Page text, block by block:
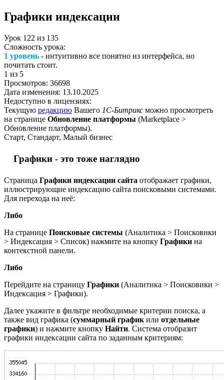
Графики индексации
Урок 122 из 135
Сложность урока:
1 уровень - интуитивно все понятно из интерфейса, но
почитать стоит.
1 из 5
Просмотров: 36698
Дата изменения: 13.10.2025
Недоступно в лицензиях:
Текущую редакцию Вашего 1С-Битрикс можно просмотреть
на странице Обновление платформы (Marketplace >
Обновление платформы).
Старт, Стандарт, Малый бизнес
Графики - это тоже наглядно
Страница Графики индексации сайта отображает графики,
иллюстрирующие индексацию сайта поисковыми системами.
Для перехода на неё:
Либо
На странице Поисковые системы (Аналитика > Поисковики
> Индексация > Список) нажмите на кнопку Графики на
контекстной панели.
Либо
Перейдите на страницу Графики (Аналитика > Поисковики >
Индексация > Графики).
Далее укажите в фильтре необходимые критерии поиска, а
также вид графика (суммарный график или отдельные
графики) и нажмите кнопку Найти. Система отобразит
графики индексации сайта по заданным критериям: